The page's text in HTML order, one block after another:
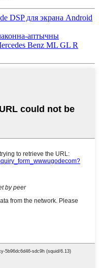
DSP для экрана Android
аптычны
Benz ML GL R